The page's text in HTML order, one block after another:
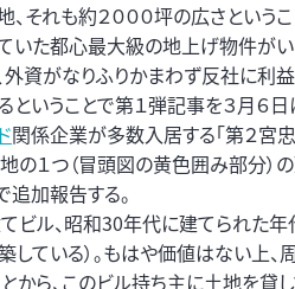
それも約２０００坪の広さというこ
いた都心最大級の地上げ物件が
資がなりふりかまわず反社に利
いうことで第１弾記事を３月６
関係企業が多数入居する「第２宮
の１つ（冒頭図の黄色囲み部分）
加報告する。
ビル、昭和30年代に建てられた年
している）。もはや価値はない上、
から、このビル持ち主に土地を貸